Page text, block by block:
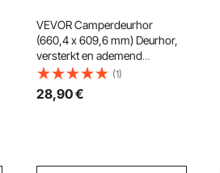
VEVOR Camperdeurhor
(660,4 x 609,6 mm) Deurhor,
versterkt en ademend
aluminiumlegering
huisdierbeschermingsnet, wit
(1)
28,90€